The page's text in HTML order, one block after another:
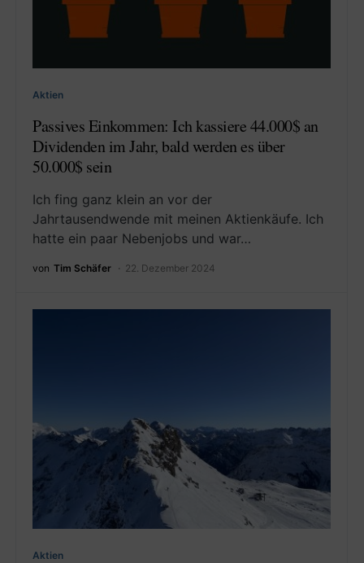
Aktien
Passives Einkommen: Ich kassiere 44.000$ an
Dividenden im Jahr, bald werden es über
50.000$ sein
Ich fing ganz klein an vor der
Jahrtausendwende mit meinen Aktienkäufe. Ich
hatte ein paar Nebenjobs und war…
von Tim Schäfer 22. Dezember 2024
Aktien